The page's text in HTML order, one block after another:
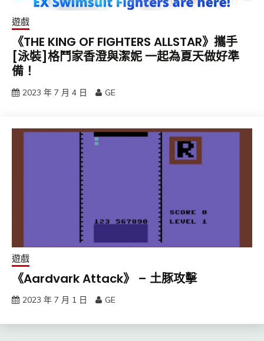
遊戲
《THE KING OF FIGHTERS ALLSTAR》攜手
[泳裝]格鬥家香澄與潔妮 一起為夏天做好準
備！
2023 年 7 月 4 日 GE
遊戲
《Aardvark Attack》 – 土豚攻擊
2023 年 7 月 1 日 GE